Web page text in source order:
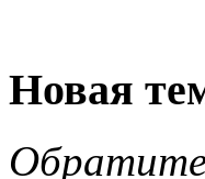
Новая
Обратите